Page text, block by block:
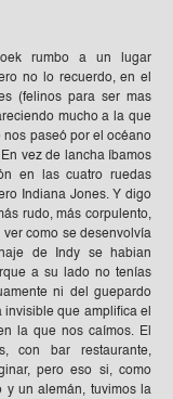
rumbo a un lugar
no lo recuerdo, en el
(felinos para ser mas
mucho a la que
nos paseó por el océano
vez de lancha íbamos
en las cuatro ruedas
Indiana Jones. Y digo
rudo, más corpulento,
como se desenvolvía
de Indy se habian
a su lado no tenías
ni del guepardo
que amplifica el
la que nos caímos. El
con bar restaurante,
pero eso si, como
y un alemán, tuvimos la